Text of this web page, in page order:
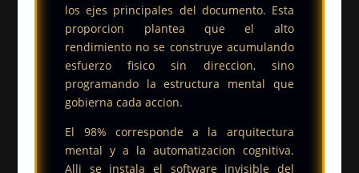
los ejes principales del documento. Esta
proporcion plantea que el alto
rendimiento no se construye acumulando
esfuerzo fisico sin direccion, sino
programando la estructura mental que
gobierna cada accion.
El 98% corresponde a la arquitectura
mental y a la automatizacion cognitiva.
Alli se instala el software invisible del